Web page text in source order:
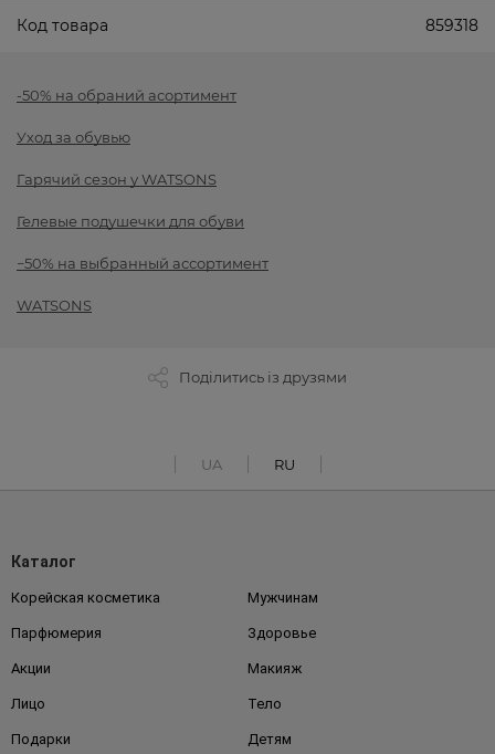
Код товара 859318
-50% на обраний асортимент
Уход за обувью
Гарячий сезон у WATSONS
Гелевые подушечки для обуви
−50% на выбранный ассортимент
WATSONS
Поділитись із друзями
UA RU
Каталог
Корейская косметика Мужчинам
Парфюмерия Здоровье
Акции Макияж
Лицо Тело
Подарки Детям